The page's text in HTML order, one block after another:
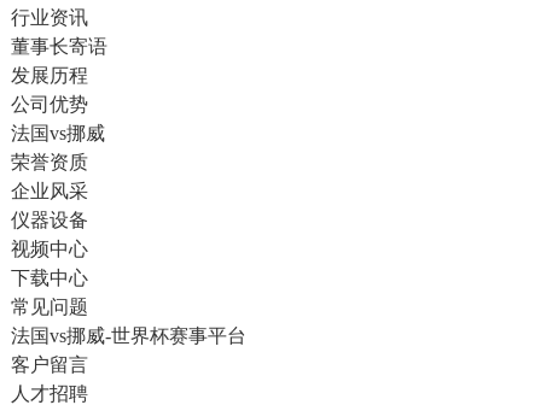
行业资讯
董事长寄语
发展历程
公司优势
法国vs挪威
荣誉资质
企业风采
仪器设备
视频中心
下载中心
常见问题
法国vs挪威-世界杯赛事平台
客户留言
人才招聘